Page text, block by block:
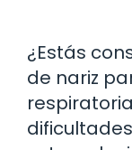
¿Estás
de nariz